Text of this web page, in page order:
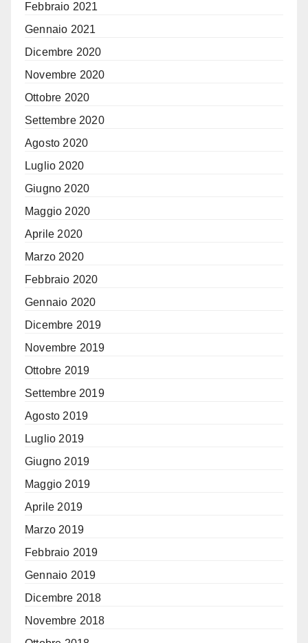
Febbraio 2021
Gennaio 2021
Dicembre 2020
Novembre 2020
Ottobre 2020
Settembre 2020
Agosto 2020
Luglio 2020
Giugno 2020
Maggio 2020
Aprile 2020
Marzo 2020
Febbraio 2020
Gennaio 2020
Dicembre 2019
Novembre 2019
Ottobre 2019
Settembre 2019
Agosto 2019
Luglio 2019
Giugno 2019
Maggio 2019
Aprile 2019
Marzo 2019
Febbraio 2019
Gennaio 2019
Dicembre 2018
Novembre 2018